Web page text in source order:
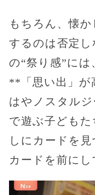
もちろん、懐
するのは否定し
の“祭り感”には
**「思い出」が
はやノスタル
で遊ぶ子ども
しにカードを
カードを前にし